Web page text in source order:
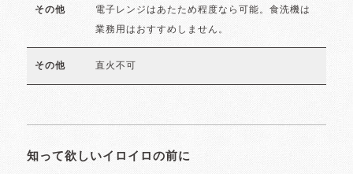
その他 電子レンジはあたため程度なら可能。食洗機は
業務用はおすすめしません。
その他 直火不可
知って欲しいイロイロの前に